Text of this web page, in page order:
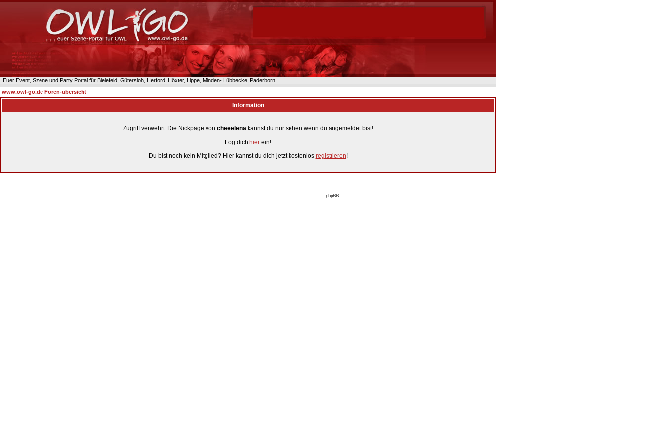
Euer Event, Szene und Party Portal für Bielefeld, Gütersloh, Herford, Höxter, Lippe, Minden- Lübbecke, Paderborn
www.owl-go.de Foren-übersicht
Information
Zugriff verwehrt: Die Nickpage von cheeelena kannst du nur sehen wenn du angemeldet bist!
Log dich hier ein!
Du bist noch kein Mitglied? Hier kannst du dich jetzt kostenlos registrieren!
phpBB